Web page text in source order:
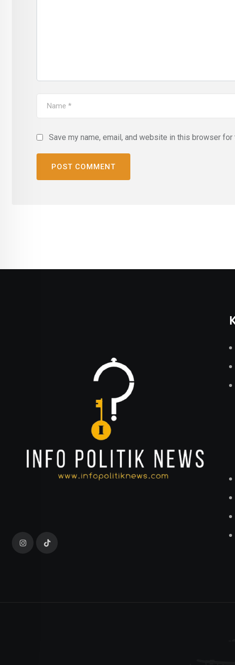
Save my name, email, and website in this browser